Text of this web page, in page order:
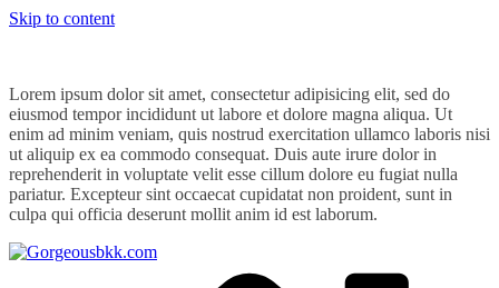
Skip to content
Lorem ipsum dolor sit amet, consectetur adipisicing elit, sed do
eiusmod tempor incididunt ut labore et dolore magna aliqua. Ut
enim ad minim veniam, quis nostrud exercitation ullamco laboris nisi
ut aliquip ex ea commodo consequat. Duis aute irure dolor in
reprehenderit in voluptate velit esse cillum dolore eu fugiat nulla
pariatur. Excepteur sint occaecat cupidatat non proident, sunt in
culpa qui officia deserunt mollit anim id est laborum.